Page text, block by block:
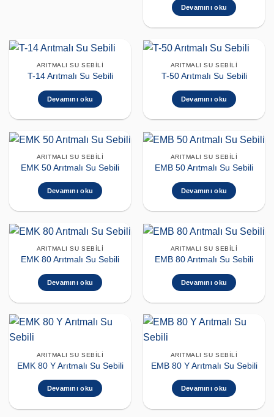
Devamını oku
ARITMALI SU SEBILI
T-14 Arıtmalı Su Sebili
Devamını oku
ARITMALI SU SEBILI
T-50 Arıtmalı Su Sebili
Devamını oku
ARITMALI SU SEBILI
EMK 50 Arıtmalı Su Sebili
Devamını oku
ARITMALI SU SEBILI
EMB 50 Arıtmalı Su Sebili
Devamını oku
ARITMALI SU SEBILI
EMK 80 Arıtmalı Su Sebili
Devamını oku
ARITMALI SU SEBILI
EMB 80 Arıtmalı Su Sebili
Devamını oku
ARITMALI SU SEBILI
EMK 80 Y Arıtmalı Su Sebili
Devamını oku
ARITMALI SU SEBILI
EMB 80 Y Arıtmalı Su Sebili
Devamını oku